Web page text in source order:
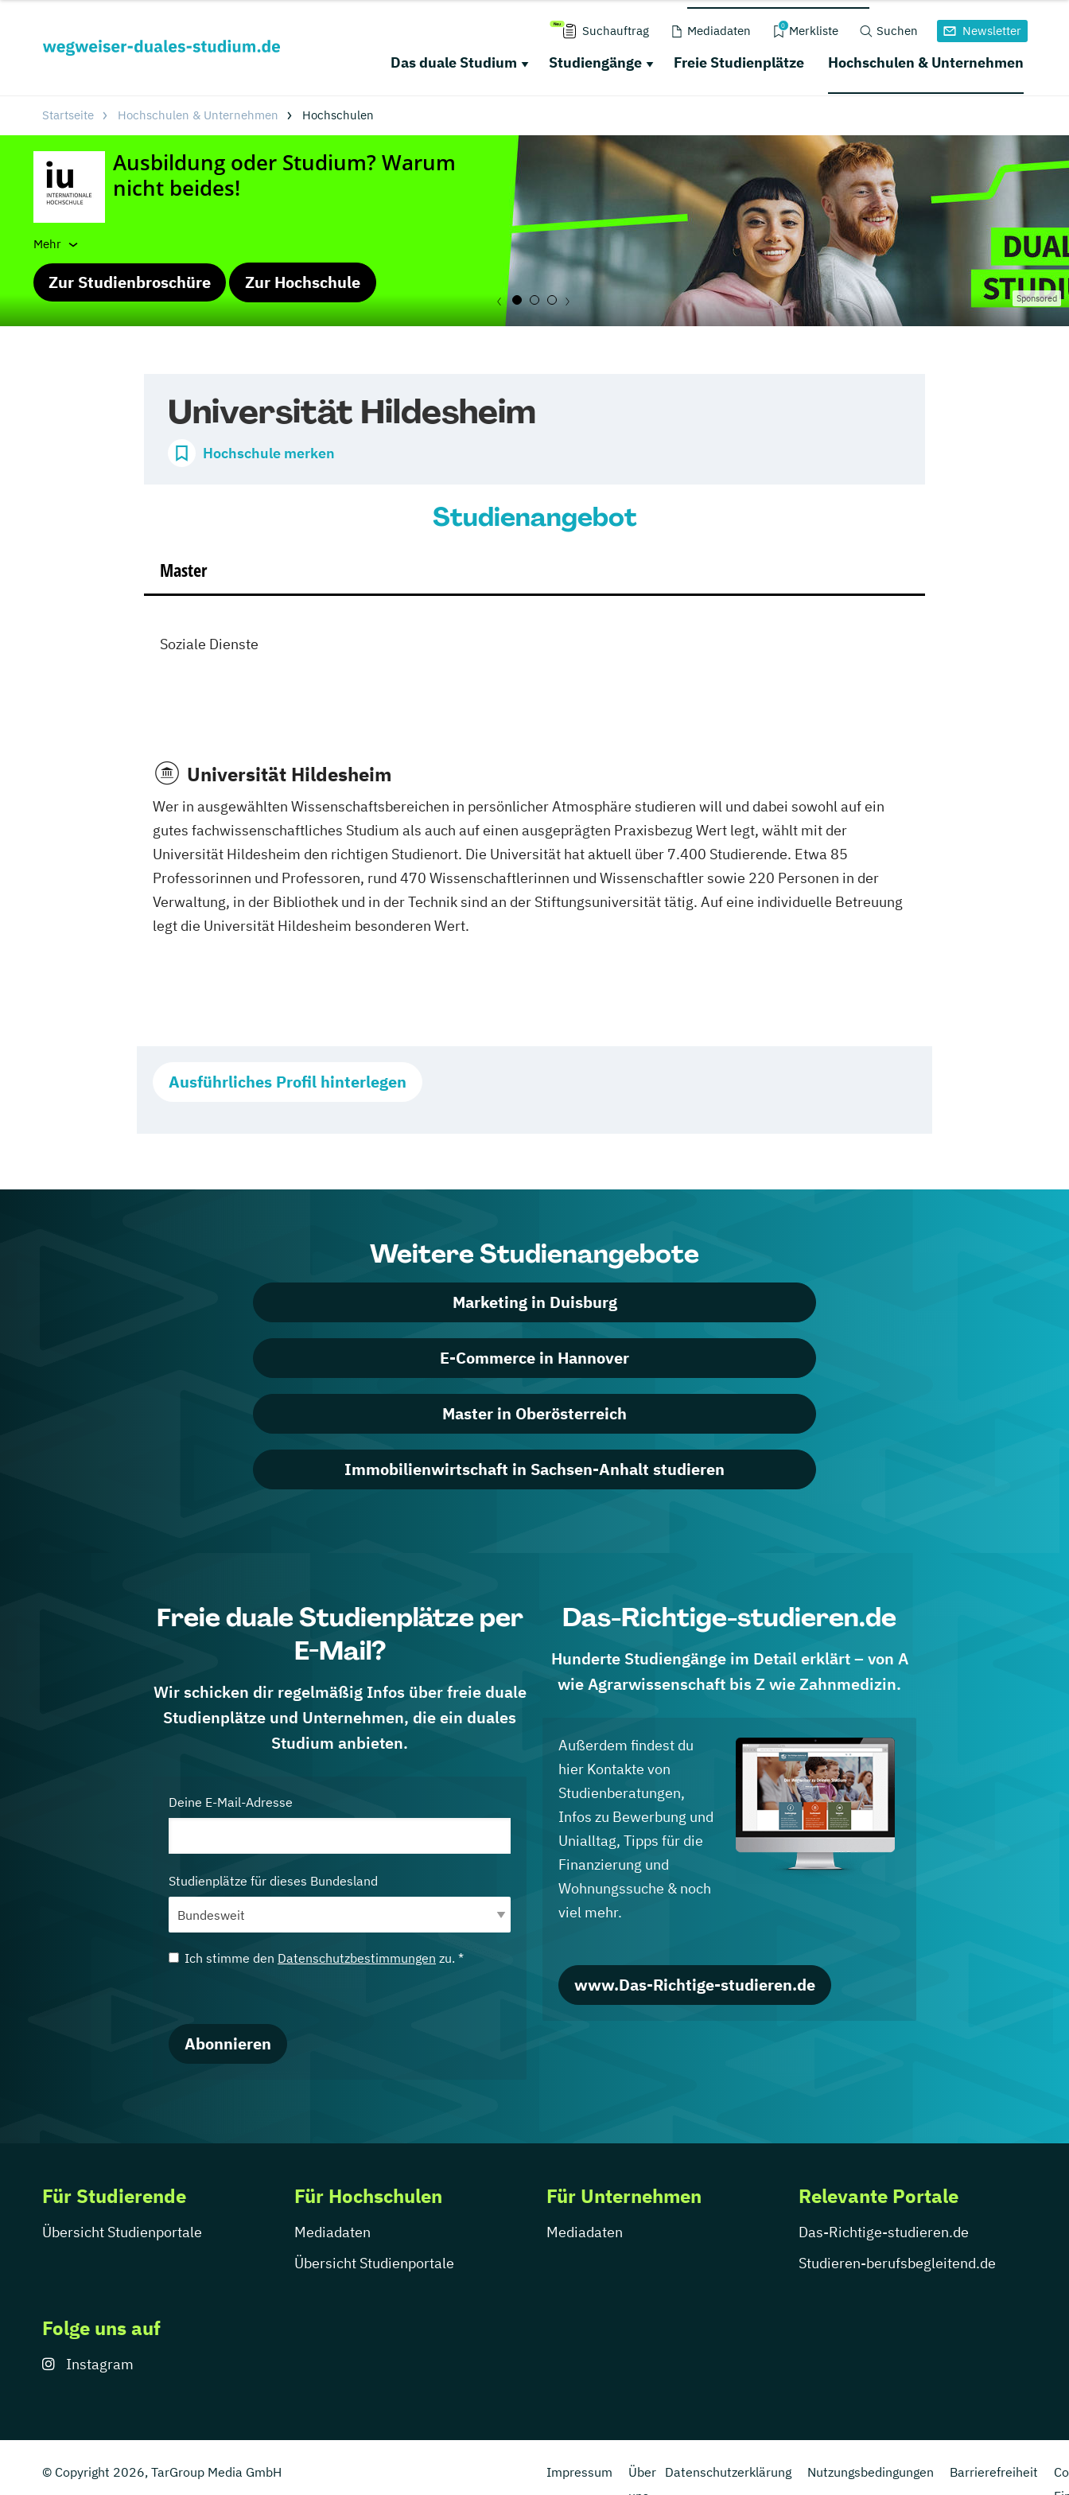
Suchauftrag Mediadaten 0 Merkliste Suchen Newsletter
Das duale Studium Studiengänge Freie Studienplätze Hochschulen & Unternehmen
Startseite Hochschulen & Unternehmen Hochschulen
Mehr
Zur Studienbroschüre Zur Hochschule
Sponsored
Universität Hildesheim
Hochschule merken
Studienangebot
Master
Soziale Dienste
Universität Hildesheim
Wer in ausgewählten Wissenschaftsbereichen in persönlicher Atmosphäre studieren will und dabei sowohl auf ein
gutes fachwissenschaftliches Studium als auch auf einen ausgeprägten Praxisbezug Wert legt, wählt mit der
Universität Hildesheim den richtigen Studienort. Die Universität hat aktuell über 7.400 Studierende. Etwa 85
Professorinnen und Professoren, rund 470 Wissenschaftlerinnen und Wissenschaftler sowie 220 Personen in der
Verwaltung, in der Bibliothek und in der Technik sind an der Stiftungsuniversität tätig. Auf eine individuelle Betreuung
legt die Universität Hildesheim besonderen Wert.
Ausführliches Profil hinterlegen
Weitere Studienangebote
Marketing in Duisburg
E-Commerce in Hannover
Master in Oberösterreich
Immobilienwirtschaft in Sachsen-Anhalt studieren
Freie duale Studienplätze per
E-Mail?
Wir schicken dir regelmäßig Infos über freie duale
Studienplätze und Unternehmen, die ein duales
Studium anbieten.
Deine E-Mail-Adresse
Studienplätze für dieses Bundesland
Ich stimme den Datenschutzbestimmungen zu. *
Abonnieren
Das-Richtige-studieren.de
Hunderte Studiengänge im Detail erklärt – von A
wie Agrarwissenschaft bis Z wie Zahnmedizin.
Außerdem findest du
hier Kontakte von
Studienberatungen,
Infos zu Bewerbung und
Unialltag, Tipps für die
Finanzierung und
Wohnungssuche & noch
viel mehr.
www.Das-Richtige-studieren.de
Für Studierende
Übersicht Studienportale
Für Hochschulen
Mediadaten
Übersicht Studienportale
Für Unternehmen
Mediadaten
Relevante Portale
Das-Richtige-studieren.de
Studieren-berufsbegleitend.de
Folge uns auf
Instagram
© Copyright 2026, TarGroup Media GmbH Impressum
Über Datenschutzerklärung Nutzungsbedingungen Barrierefreiheit